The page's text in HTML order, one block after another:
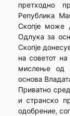
претходно
Република
Скопје може
Одлука за
Скопје
на советот
мислење од
основа
Приватно
и странско
одобрение,